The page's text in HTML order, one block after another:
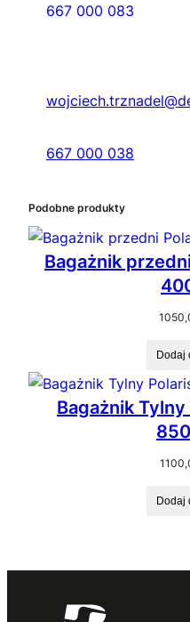
667 000 083
667 000 038
Podobne produkty
Bagażnik
Dodaj
Bagażnik
Dodaj